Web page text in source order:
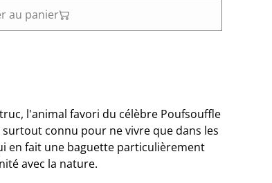
au panier
l'animal favori du célèbre Poufsouffle
connu pour ne vivre que dans les
en fait une baguette particulièrement
avec la nature.